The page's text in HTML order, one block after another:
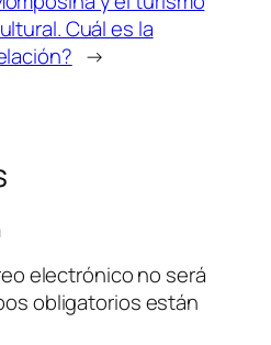
Cuál es la
→
electrónico no será
obligatorios están